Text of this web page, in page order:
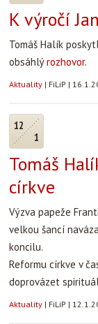
K výročí
Tomáš Halík
obsáhlýrozhovor.
Aktuality | FiLiP |
12
1
Tomáš
církve
Výzva papeže
velkou šancí
koncilu.
Reformu církve v
doprovázet
Aktuality | FiLiP |